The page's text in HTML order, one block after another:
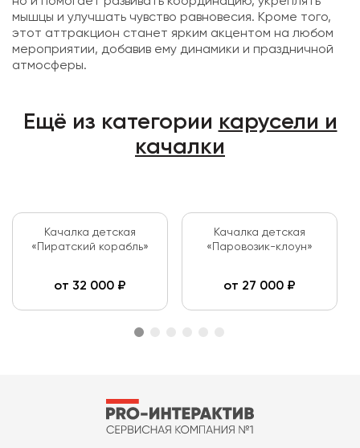
мышцы и улучшать чувство равновесия. Кроме того,
этот аттракцион станет ярким акцентом на любом
мероприятии, добавив ему динамики и праздничной
атмосферы.
Ещё из категории карусели и
качалки
Качалка детская
«Пиратский корабль»
от 32 000 ₽
Качалка детская
«Паровозик-клоун»
от 27 000 ₽